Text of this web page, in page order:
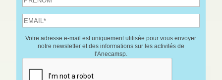
Votre adresse e-mail est uniquement utilisée pour vous envoyer
notre newsletter et des informations sur les activités de
l'Anecamsp.